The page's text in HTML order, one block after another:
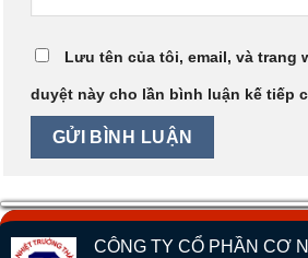
Lưu tên của tôi, email, và trang
duyệt này cho lần bình luận kế tiếp
CÔNG TY CỔ PHẦN CƠ